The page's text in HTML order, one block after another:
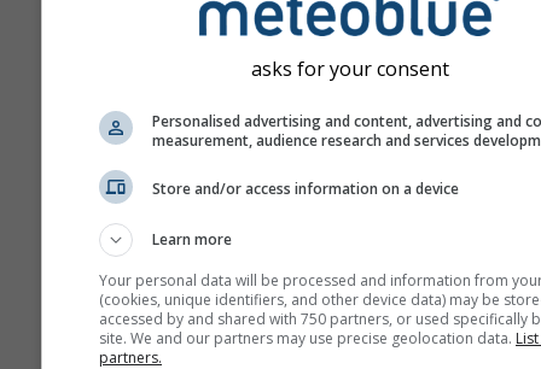
asks for your consent
Personalised advertising and content, advertising and
measurement, audience research and services
Store and/or access information on a device
Learn more
Your personal data will be processed and information from
(cookies, unique identifiers, and other device data) may be
accessed by and shared with 750 partners, or used specifically
site. We and our partners may use precise geolocation data.
partners.